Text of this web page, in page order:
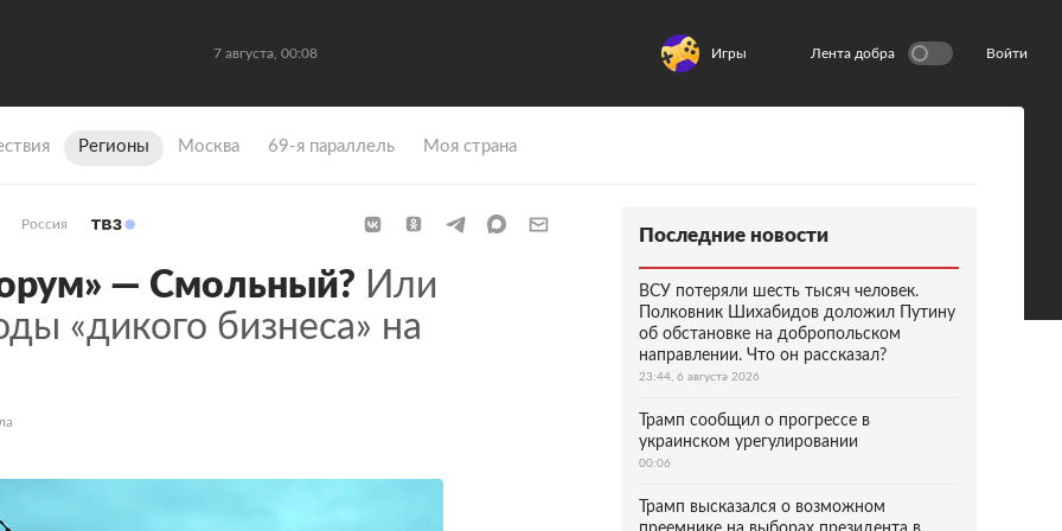
7 августа, 00:08 Игры Лента добра Войти
Регионы Москва 69-я параллель Моя страна
Россия
— Смольный? Или
«дикого бизнеса» на
Последние новости
ВСУ потеряли шесть тысяч человек.
Полковник Шихабидов доложил Путину
об обстановке на добропольском
направлении. Что он рассказал?
23:44, 6 августа 2026
Трамп сообщил о прогрессе в
украинском урегулировании
00:06
Трамп высказался о возможном